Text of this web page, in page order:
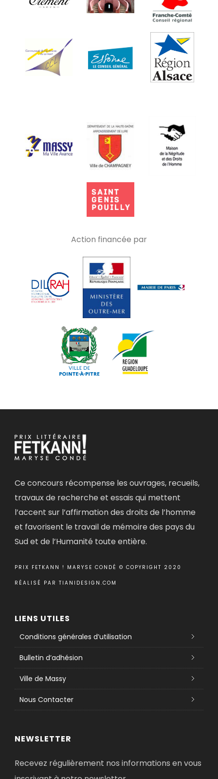
Action financée par
Ce concours récompense les ouvrages, recueils,
travaux de recherche et essais qui mettent
l’accent sur l’affirmation des droits de l’homme
et favorisent le travail de mémoire des pays du
Sud et de l’Humanité toute entière.
PRIX FETKANN ! MARYSE CONDÉ © COPYRIGHT 2020
RÉALISÉ PAR TIANIDESIGN.COM
LIENS UTILES
Conditions générales d’utilisation
Bulletin d’adhésion
Ville de Massy
Nous Contacter
NEWSLETTER
Recevez régulièrement nos informations en vous